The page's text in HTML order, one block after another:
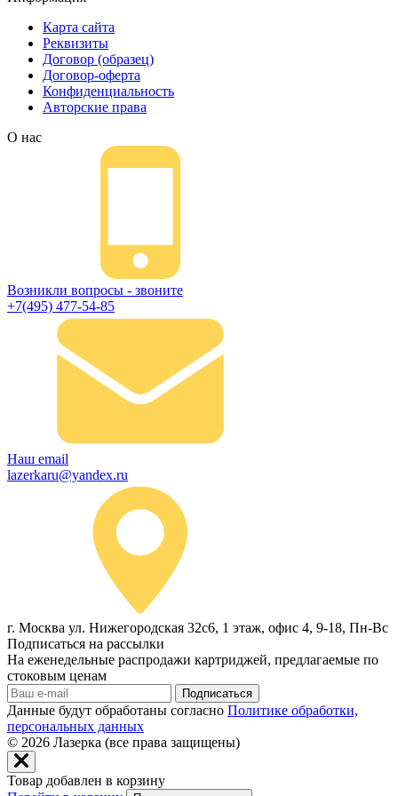
Карта сайта
Реквизиты
Договор (образец)
Договор-оферта
Конфиденциальность
Авторские права
О нас
Возникли вопросы - звоните
+7(495) 477-54-85
Наш email
lazerkaru@yandex.ru
г. Москва ул. Нижегородская 32с6, 1 этаж, офис 4, 9-18, Пн-Вс
Подписаться на рассылки
На еженедельные распродажи картриджей, предлагаемые по
стоковым ценам
Подписаться
Данные будут обработаны согласно Политике обработки,
персональных данных
© 2026 Лазерка (все права защищены)
Товар добавлен в корзину